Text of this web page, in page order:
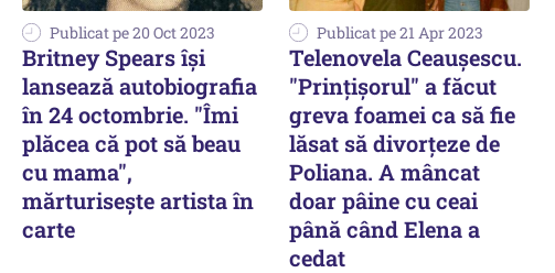
Publicat pe 20 Oct 2023
Britney Spears își
lansează autobiografia
în 24 octombrie. "Îmi
plăcea că pot să beau
cu mama",
mărturisește artista în
carte
Publicat pe 21 Apr 2023
Telenovela Ceauşescu.
"Prinţişorul" a făcut
greva foamei ca să fie
lăsat să divorţeze de
Poliana. A mâncat
doar pâine cu ceai
până când Elena a
cedat